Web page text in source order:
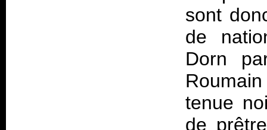
sont
de
Dorn
tenue
de